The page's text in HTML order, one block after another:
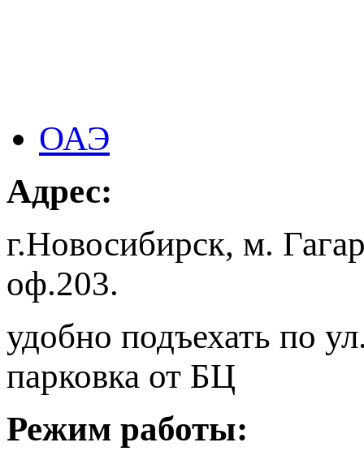
ОАЭ
Адрес:
г.Новосибирск, м.
оф.203.
удобно подъехать по
парковка от БЦ
Режим работы: